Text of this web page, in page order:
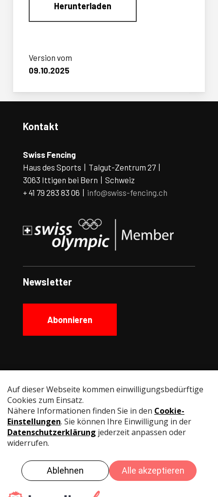
Herunterladen
Version vom
09.10.2025
Kontakt
Swiss Fencing
Haus des Sports | Talgut-Zentrum 27 |
3063 Ittigen bei Bern | Schweiz
+ 41 79 283 83 06 | info@swiss-fencing.ch
Newsletter
Abonnieren
Instagram Facebook
LinkedIn
Nutzungsbedingungen